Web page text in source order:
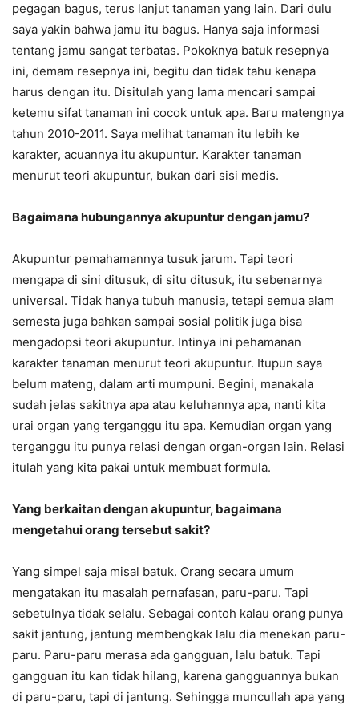
pegagan bagus, terus lanjut tanaman yang lain. Dari dulu
saya yakin bahwa jamu itu bagus. Hanya saja informasi
tentang jamu sangat terbatas. Pokoknya batuk resepnya
ini, demam resepnya ini, begitu dan tidak tahu kenapa
harus dengan itu. Disitulah yang lama mencari sampai
ketemu sifat tanaman ini cocok untuk apa. Baru matengnya
tahun 2010-2011. Saya melihat tanaman itu lebih ke
karakter, acuannya itu akupuntur. Karakter tanaman
menurut teori akupuntur, bukan dari sisi medis.
Bagaimana hubungannya akupuntur dengan jamu?
Akupuntur pemahamannya tusuk jarum. Tapi teori
mengapa di sini ditusuk, di situ ditusuk, itu sebenarnya
universal. Tidak hanya tubuh manusia, tetapi semua alam
semesta juga bahkan sampai sosial politik juga bisa
mengadopsi teori akupuntur. Intinya ini pehamanan
karakter tanaman menurut teori akupuntur. Itupun saya
belum mateng, dalam arti mumpuni. Begini, manakala
sudah jelas sakitnya apa atau keluhannya apa, nanti kita
urai organ yang terganggu itu apa. Kemudian organ yang
terganggu itu punya relasi dengan organ-organ lain. Relasi
itulah yang kita pakai untuk membuat formula.
Yang berkaitan dengan akupuntur, bagaimana
mengetahui orang tersebut sakit?
Yang simpel saja misal batuk. Orang secara umum
mengatakan itu masalah pernafasan, paru-paru. Tapi
sebetulnya tidak selalu. Sebagai contoh kalau orang punya
sakit jantung, jantung membengkak lalu dia menekan paru-
paru. Paru-paru merasa ada gangguan, lalu batuk. Tapi
gangguan itu kan tidak hilang, karena gangguannya bukan
di paru-paru, tapi di jantung. Sehingga muncullah apa yang